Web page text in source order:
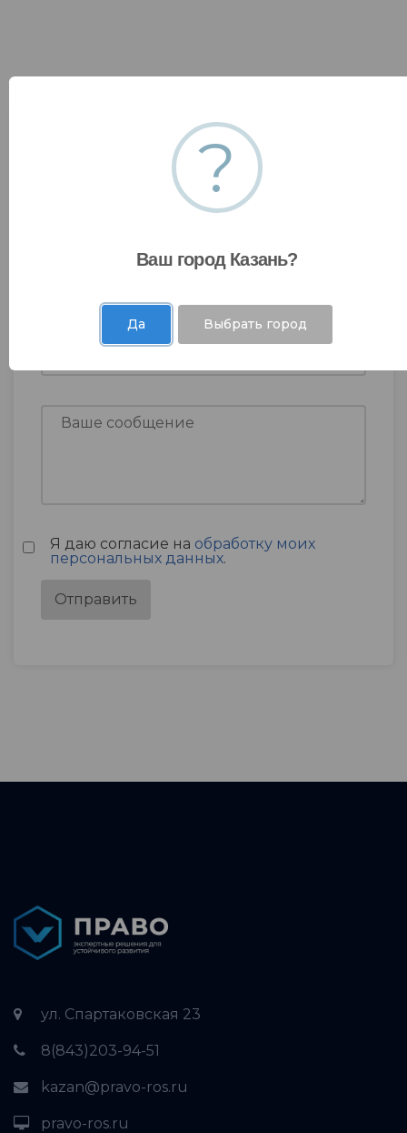
Оставить заявку
Я даю согласие на обработку моих
персональных данных.
ул. Спартаковская 23
8(843)203-94-51
kazan@pravo-ros.ru
pravo-ros.ru
?
Ваш город Казань?
Да Выбрать город